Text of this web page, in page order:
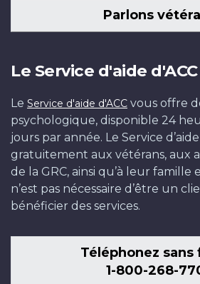
Parlons
Le Service d'aide d'ACC
Le Service d'aide d'ACC vous offre
psychologique, disponible 24
jours par année. Le Service
gratuitement aux vétérans, aux
de la GRC, ainsi qu’à leur famille
n’est pas nécessaire d’être un
bénéficier des services.
Téléphonez sans
1-800-268-